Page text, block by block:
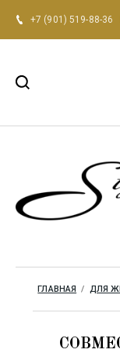
+7 (901) 519-88-36
Для женщин
Одежда для
Бренды
ГЛАВНАЯ
  /
ДЛЯ